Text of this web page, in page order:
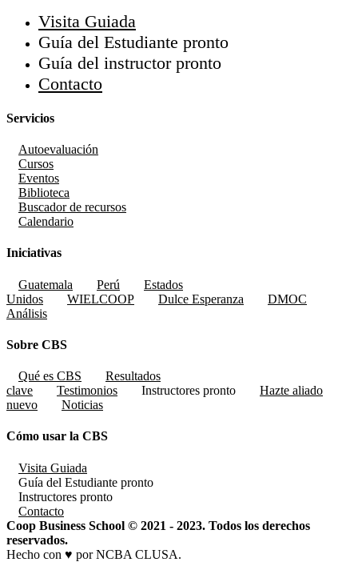
Visita Guiada
Guía del Estudiante pronto
Guía del instructor pronto
Contacto
Servicios
Autoevaluación
Cursos
Eventos
Biblioteca
Buscador de recursos
Calendario
Iniciativas
Guatemala Perú
Estados
Unidos
WIELCOOP Dulce Esperanza
DMOC
Análisis
Sobre CBS
Qué es CBS
Resultados
clave
Testimonios Instructores pronto
Hazte aliado
nuevo
Noticias
Cómo usar la CBS
Visita Guiada
Guía del Estudiante pronto
Instructores pronto
Contacto
Coop Business School © 2021 - 2023. Todos los derechos
reservados.
Hecho con ♥ por NCBA CLUSA.